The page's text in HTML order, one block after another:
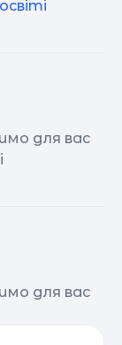
для вас
для вас